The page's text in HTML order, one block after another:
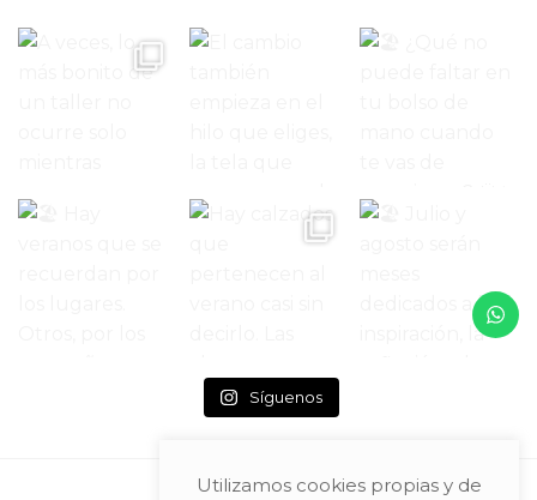
Síguenos
Utilizamos cookies propias y de